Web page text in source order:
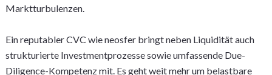
Marktturbulenzen.
Ein reputabler CVC wie neosfer bringt neben Liquidität auch
strukturierte Investmentprozesse sowie umfassende Due-
Diligence-Kompetenz mit. Es geht weit mehr um belastbare